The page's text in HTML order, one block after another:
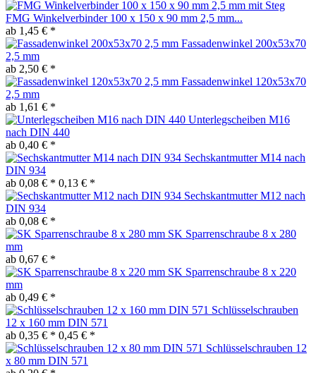
FMG Winkelverbinder 100 x 150 x 90 mm 2,5 mm...
ab 1,45 € *
Fassadenwinkel 200x53x70
2,5 mm
ab 2,50 € *
Fassadenwinkel 120x53x70
2,5 mm
ab 1,61 € *
Unterlegscheiben M16
nach DIN 440
ab 0,40 € *
Sechskantmutter M14 nach
DIN 934
ab 0,08 € * 0,13 € *
Sechskantmutter M12 nach
DIN 934
ab 0,08 € *
SK Sparrenschraube 8 x 280
mm
ab 0,67 € *
SK Sparrenschraube 8 x 220
mm
ab 0,49 € *
Schlüsselschrauben
12 x 160 mm DIN 571
ab 0,35 € * 0,45 € *
Schlüsselschrauben 12
x 80 mm DIN 571